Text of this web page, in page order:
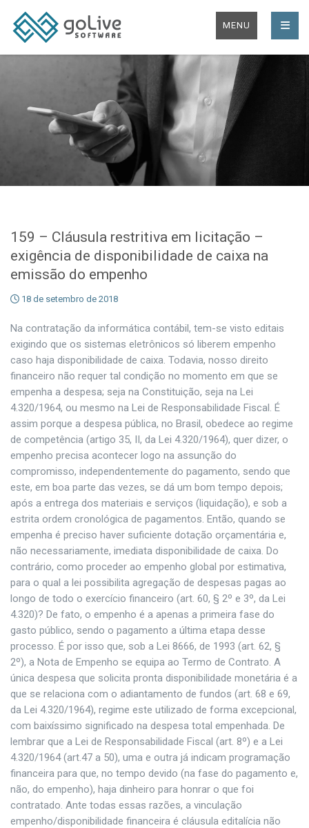
MENU
159 – Cláusula restritiva em licitação –
exigência de disponibilidade de caixa na
emissão do empenho
18 de setembro de 2018
Na contratação da informática contábil, tem-se visto editais
exigindo que os sistemas eletrônicos só liberem empenho
caso haja disponibilidade de caixa. Todavia, nosso direito
financeiro não requer tal condição no momento em que se
empenha a despesa; seja na Constituição, seja na Lei
4.320/1964, ou mesmo na Lei de Responsabilidade Fiscal. É
assim porque a despesa pública, no Brasil, obedece ao regime
de competência (artigo 35, II, da Lei 4.320/1964), quer dizer, o
empenho precisa acontecer logo na assunção do
compromisso, independentemente do pagamento, sendo que
este, em boa parte das vezes, se dá um bom tempo depois;
após a entrega dos materiais e serviços (liquidação), e sob a
estrita ordem cronológica de pagamentos. Então, quando se
empenha é preciso haver suficiente dotação orçamentária e,
não necessariamente, imediata disponibilidade de caixa. Do
contrário, como proceder ao empenho global por estimativa,
para o qual a lei possibilita agregação de despesas pagas ao
longo de todo o exercício financeiro (art. 60, § 2º e 3º, da Lei
4.320)? De fato, o empenho é a apenas a primeira fase do
gasto público, sendo o pagamento a última etapa desse
processo. É por isso que, sob a Lei 8666, de 1993 (art. 62, §
2º), a Nota de Empenho se equipa ao Termo de Contrato. A
única despesa que solicita pronta disponibilidade monetária é a
que se relaciona com o adiantamento de fundos (art. 68 e 69,
da Lei 4.320/1964), regime este utilizado de forma excepcional,
com baixíssimo significado na despesa total empenhada. De
lembrar que a Lei de Responsabilidade Fiscal (art. 8º) e a Lei
4.320/1964 (art.47 a 50), uma e outra já indicam programação
financeira para que, no tempo devido (na fase do pagamento e,
não, do empenho), haja dinheiro para honrar o que foi
contratado. Ante todas essas razões, a vinculação
empenho/disponibilidade financeira é cláusula editalícia não